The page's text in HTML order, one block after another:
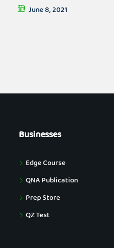
June 8, 2021
Businesses
Edge Course
QNA Publication
Prep Store
QZ Test